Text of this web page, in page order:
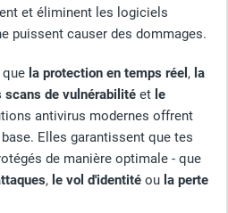
et éliminent les logiciels
puissent causer des dommages.
la protection en temps réel , la
scans de vulnérabilité et le
antivirus modernes offrent
Elles garantissent que tes
de manière optimale - que
, le vol d'identité ou la perte